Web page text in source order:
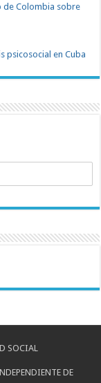
de Colombia sobre
psicosocial en Cuba
SOCIAL
DE